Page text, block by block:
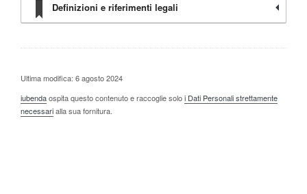
Definizioni e riferimenti legali
Ultima modifica: 6 agosto 2024
iubendaospita questo contenuto e raccoglie soloi Dati Personali strettamente
necessarialla sua fornitura.